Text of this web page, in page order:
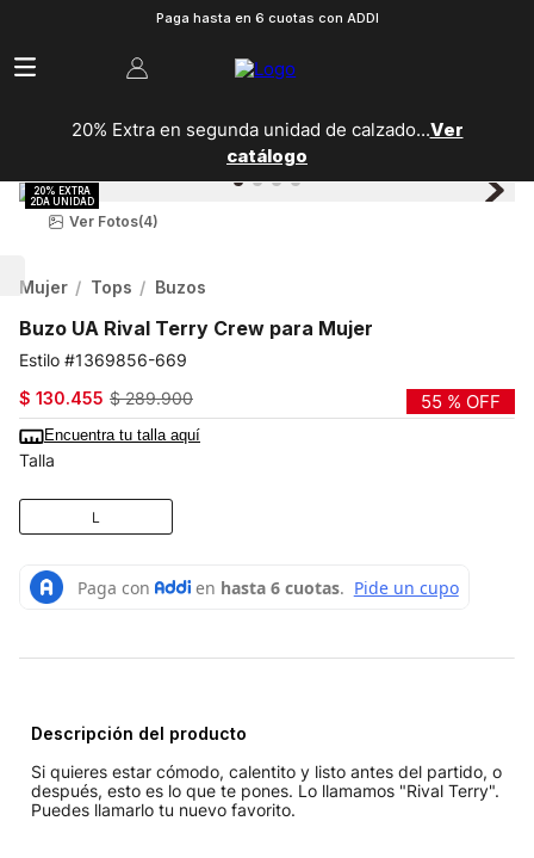
Paga hasta en 6 cuotas con ADDI
20% Extra en segunda unidad de calzado...Ver
catálogo
Ver Fotos(4)
Mujer Tops Buzos
Buzo UA Rival Terry Crew para Mujer
1369856-669
$ 130.455 $ 289.900 55 % OFF
Encuentra tu talla aquí
Talla
L
Descripción del producto
Si quieres estar cómodo, calentito y listo antes del partido, o
después, esto es lo que te pones. Lo llamamos "Rival Terry".
Puedes llamarlo tu nuevo favorito.